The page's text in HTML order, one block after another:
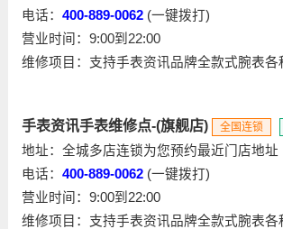
电话： 400-889-0062(一键拨打)
营业时间：9:00到22:00
维修项目：支持手表资讯品牌全款式腕表各
手表资讯手表维修点-(旗舰店) 全国连锁
地址：全城多店连锁为您预约最近门店地址
电话： 400-889-0062(一键拨打)
营业时间：9:00到22:00
维修项目：支持手表资讯品牌全款式腕表各